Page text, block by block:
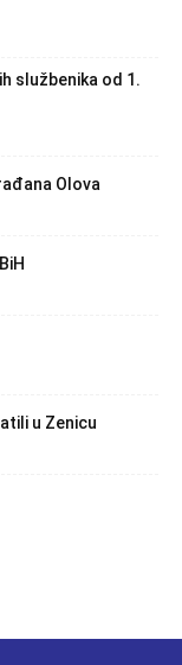
službenika od 1.
Olova
u Zenicu